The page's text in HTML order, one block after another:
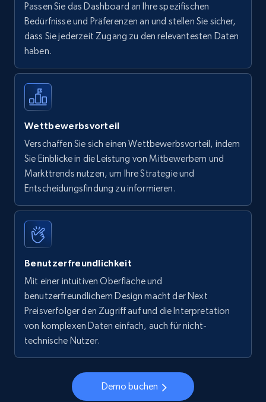
Passen Sie das Dashboard an Ihre spezifischen
Bedürfnisse und Präferenzen an und stellen Sie sicher,
dass Sie jederzeit Zugang zu den relevantesten Daten
haben.
Wettbewerbsvorteil
Verschaffen Sie sich einen Wettbewerbsvorteil, indem
Sie Einblicke in die Leistung von Mitbewerbern und
Markttrends nutzen, um Ihre Strategie und
Entscheidungsfindung zu informieren.
Benutzerfreundlichkeit
Mit einer intuitiven Oberfläche und
benutzerfreundlichem Design macht der Next
Preisverfolger den Zugriff auf und die Interpretation
von komplexen Daten einfach, auch für nicht-
technische Nutzer.
Demo buchen